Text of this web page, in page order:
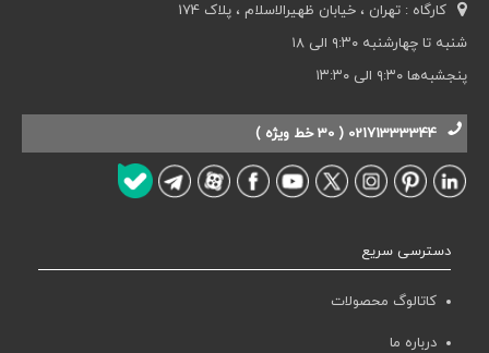
کارگاه : تهران ، خیابان ظهیرالاسلام ، پلاک 174
شنبه تا چهارشنبه ۹:۳۰ الی ۱۸
پنجشبه‌ها ۹:۳۰ الی ۱۳:۳۰
02171333344 ( 30 خط ویژه )
دسترسی سریع
کاتالوگ محصولات
درباره ما